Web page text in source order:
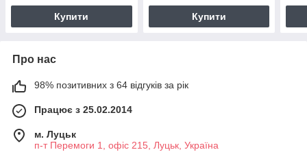
Купити Купити
Про нас
98% позитивних з 64 відгуків за рік
Працює з 25.02.2014
м. Луцьк
п-т Перемоги 1, офіс 215, Луцьк, Україна